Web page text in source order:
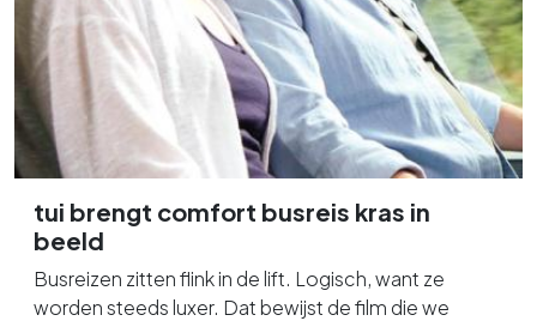
tui brengt comfort busreis kras in
beeld
Busreizen zitten flink in de lift. Logisch, want ze
worden steeds luxer. Dat bewijst de film die we